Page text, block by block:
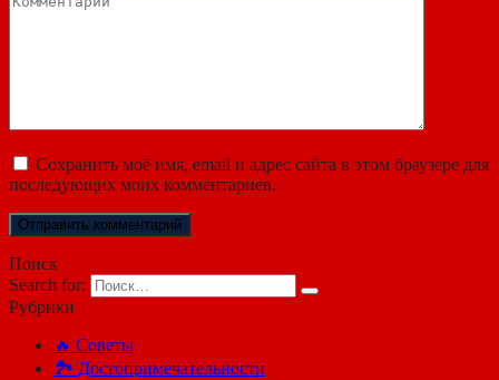
Сохранить моё имя, email и адрес сайта в этом браузере для
последующих моих комментариев.
Поиск
Search for:
Рубрики
🔥 Советы
🏞️ Достопримечательности